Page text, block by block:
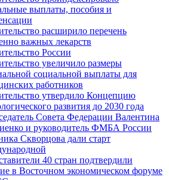
выплаты, пособия и
расширило перечень
важных лекарств
России
увеличило размеры
социальной выплаты для
работников
утвердило Концепцию
развития до 2030 года
Совета Федерации Валентина
и руководитель ФМБА России
Скворцова дали старт
40 стран подтвердили
в Восточном экономическом форуме